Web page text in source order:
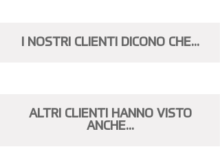
I NOSTRI CLIENTI DICONO CHE...
ALTRI CLIENTI HANNO VISTO
ANCHE...